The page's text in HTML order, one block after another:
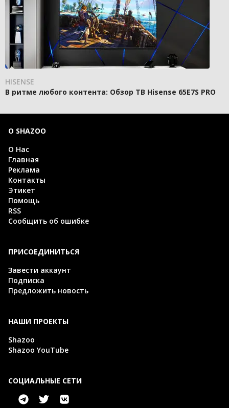
HISENSE
В ритме любого контента: Обзор ТВ Hisense 65E7S PRO
О SHAZOO
О Нас
Главная
Реклама
Контакты
Этикет
Помощь
RSS
Сообщить об ошибке
ПРИСОЕДИНИТЬСЯ
Завести аккаунт
Подписка
Предложить новость
НАШИ ПРОЕКТЫ
Shazoo
Shazoo YouTube
СОЦИАЛЬНЫЕ СЕТИ